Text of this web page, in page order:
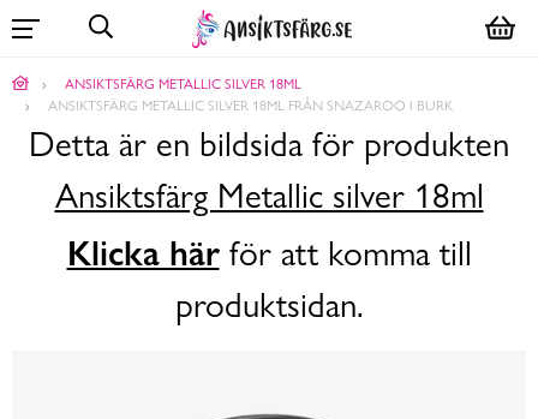
ANSIKTSFÄRG METALLIC SILVER 18ML
ANSIKTSFÄRG METALLIC SILVER 18ML FRÅN SNAZAROO I BURK
Detta är en bildsida för produkten
Ansiktsfärg Metallic silver 18ml
Klicka härför att komma till
produktsidan.